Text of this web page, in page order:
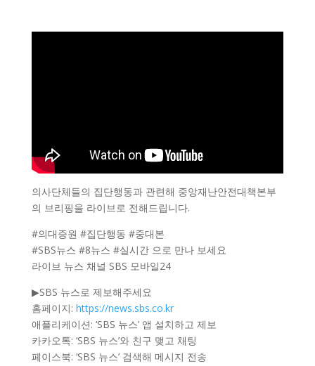
의사단체들의 집단행동과 관련해 중앙재난안전대책본부
의 브리핑을 라이브로 전해드립니다.
#의대증원 #집단행동 #중대본
#SBS뉴스 #8뉴스 #실시간 으로 만나 보세요
라이브 뉴스 채널 SBS 모바일24
▶SBS 뉴스로 제보해주세요
홈페이지: https://news.sbs.co.kr
애플리케이션: ‘SBS 뉴스’ 앱 설치하고 제보
카카오톡: ‘SBS 뉴스’와 친구 맺고 채팅
페이스북: ‘SBS 뉴스’ 검색해 메시지 전송